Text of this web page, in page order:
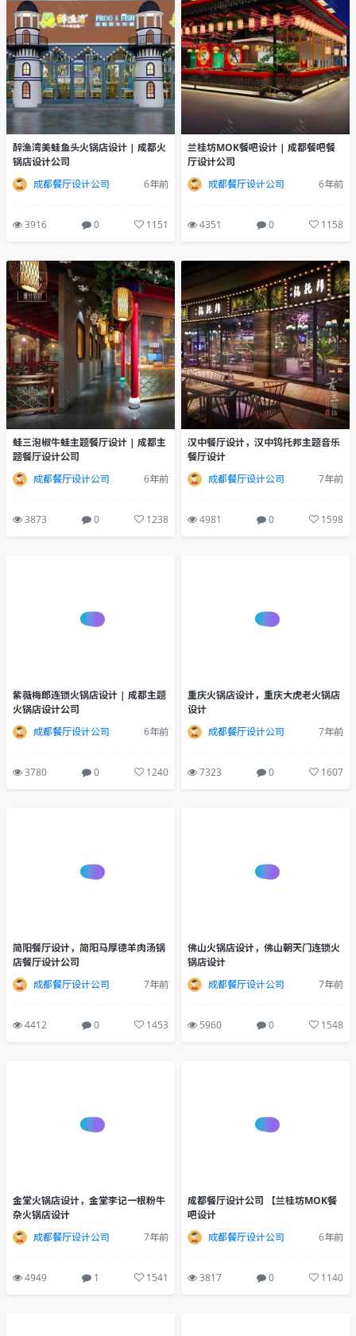
醉渔湾美蛙鱼头火锅店设计 | 成都火
锅店设计公司
成都餐厅设计公司
6年前
3916 0 1151
兰桂坊MOK餐吧设计 | 成都餐吧餐
厅设计公司
成都餐厅设计公司
6年前
4351 0 1158
蛙三泡椒牛蛙主题餐厅设计 | 成都主
题餐厅设计公司
成都餐厅设计公司
6年前
3873 0 1238
汉中餐厅设计，汉中钨托邦主题音乐
餐厅设计
成都餐厅设计公司
7年前
4981 0 1598
紫薇梅郎连锁火锅店设计 | 成都主题
成都餐厅设计公司
6年前
重庆火锅店设计，重庆大虎老火锅店
设计
成都餐厅设计公司
7年前
7323 0 1607
简阳餐厅设计，简阳马厚德羊肉汤锅
成都餐厅设计公司
7年前
佛山火锅店设计，佛山朝天门连锁火
成都餐厅设计公司
7年前
金堂火锅店设计，金堂李记一根粉牛
成都餐厅设计公司
7年前
成都餐厅设计公司 【兰桂坊MOK餐
成都餐厅设计公司
6年前